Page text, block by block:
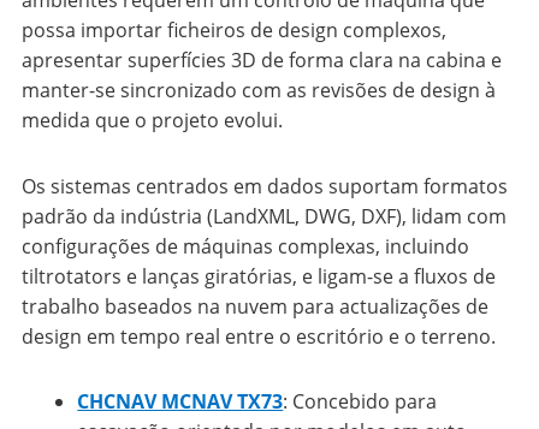
possa importar ficheiros de design complexos,
apresentar superfícies 3D de forma clara na cabina e
manter-se sincronizado com as revisões de design à
medida que o projeto evolui.
Os sistemas centrados em dados suportam formatos
padrão da indústria (LandXML, DWG, DXF), lidam com
configurações de máquinas complexas, incluindo
tiltrotators e lanças giratórias, e ligam-se a fluxos de
trabalho baseados na nuvem para actualizações de
design em tempo real entre o escritório e o terreno.
CHCNAV MCNAV TX73: Concebido para